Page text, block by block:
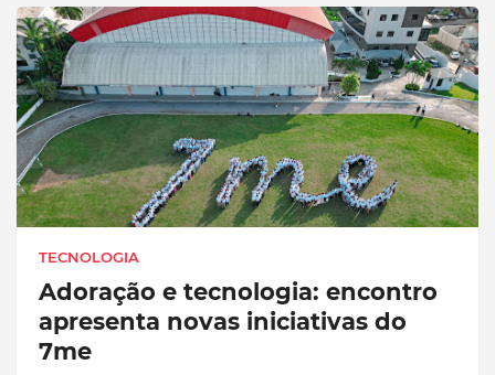
TECNOLOGIA
Adoração e tecnologia: encontro
apresenta novas iniciativas do
7me